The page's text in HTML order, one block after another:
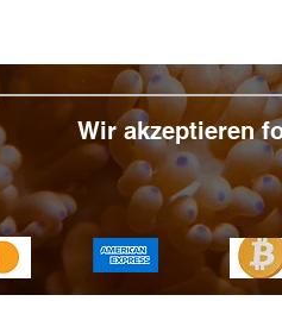
Wir akzeptieren